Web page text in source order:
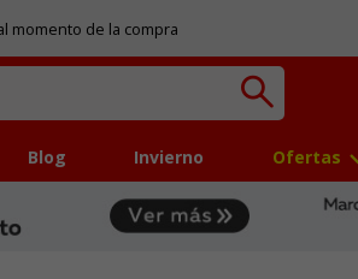
momento de la compra
Blog Invierno Ofertas